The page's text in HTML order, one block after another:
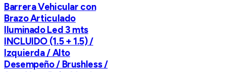
Barrera Vehicular con
Brazo Articulado
Iluminado Led 3 mts
INCLUIDO (1.5 + 1.5) /
Izquierda / Alto
Desempeño / Brushless /